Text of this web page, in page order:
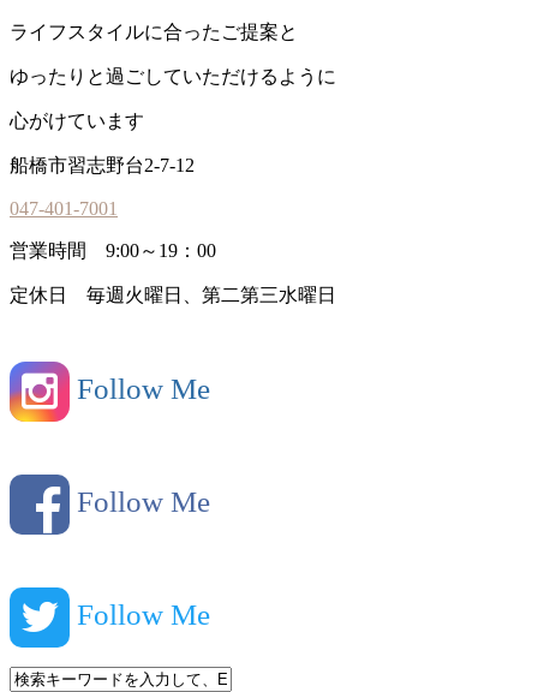
ライフスタイルに合ったご提案と
ゆったりと過ごしていただけるように
心がけています
船橋市習志野台2-7-12
047-401-7001
営業時間 9:00～19：00
定休日 毎週火曜日、第二第三水曜日
Follow Me
Follow Me
Follow Me